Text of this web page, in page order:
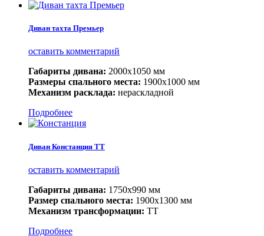
Диван тахта Премьер
оставить комментарий
Габариты дивана: 2000х1050 мм
Размеры спального места: 1900х1000 мм
Механизм расклада: нераскладной
Подробнее
Диван Констанция ТТ
оставить комментарий
Габариты дивана: 1750х990 мм
Размер спального места: 1900х1300 мм
Механизм трансформации: ТТ
Подробнее